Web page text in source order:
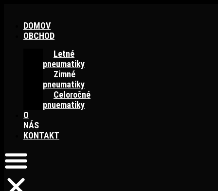
DOMOV
OBCHOD
Letné
pneumatiky
Zimné
pneumatiky
Celoročné
pnuematiky
O
NÁS
KONTAKT